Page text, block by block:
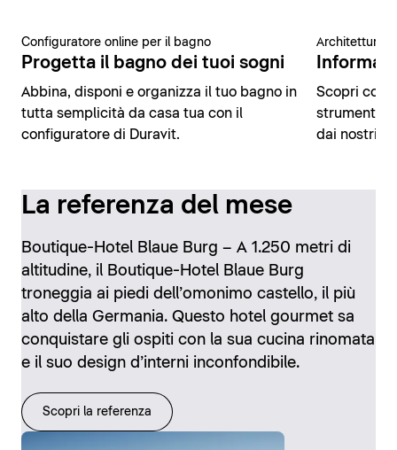
Configuratore online per il bagno
Progetta il bagno dei tuoi sogni
Abbina, disponi e organizza il tuo bagno in
tutta semplicità da casa tua con il
configuratore di Duravit.
Architettura
Scopri
strumenti
dai nostri
La referenza del mese
Boutique-Hotel Blaue Burg – A 1.250 metri di
altitudine, il Boutique-Hotel Blaue Burg
troneggia ai piedi dell’omonimo castello, il più
alto della Germania. Questo hotel gourmet sa
conquistare gli ospiti con la sua cucina rinomata
e il suo design d’interni inconfondibile.
Scopri la referenza